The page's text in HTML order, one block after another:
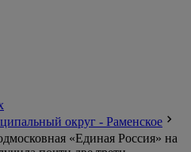
округ - Раменское
«Единая Россия» на